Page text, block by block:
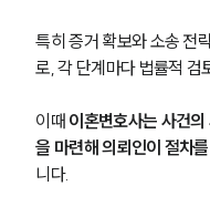
이
상간
특히 증거 확보와 소송 전
로, 각 단계마다 법률적 검
이때 이혼변호사는 사건
을 마련해 의뢰인이 절차
니다.